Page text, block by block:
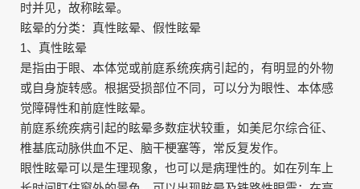
时并见，故称眩晕。
眩晕的分类：真性眩晕、假性眩晕
1、真性眩晕
是指由于眼、本体觉或前庭系统疾病引起的，有明显的外物
或自身旋转感。根据受损部位不同，可以分为眼性、本体感
觉障碍性和前庭性眩晕。
前庭系统疾病引起的眩晕多数症状较重，如美尼尔综合征、
椎基底动脉供血不足、脑干梗塞等，常反复发作。
眼性眩晕可以是生理现象，也可以是病理性的。如在列车上